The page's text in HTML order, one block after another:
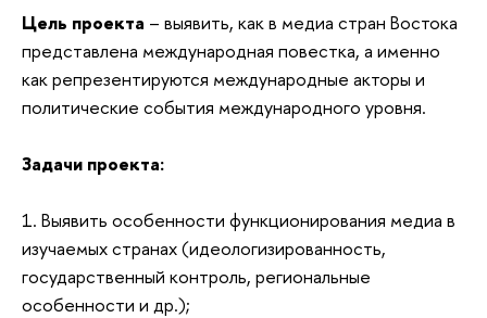
Цель проекта – выявить, как в медиа стран Востока
представлена международная повестка, а именно
как репрезентируются международные акторы и
политические события международного уровня.
Задачи проекта:
1. Выявить особенности функционирования медиа в
изучаемых странах (идеологизированность,
государственный контроль, региональные
особенности и др.);